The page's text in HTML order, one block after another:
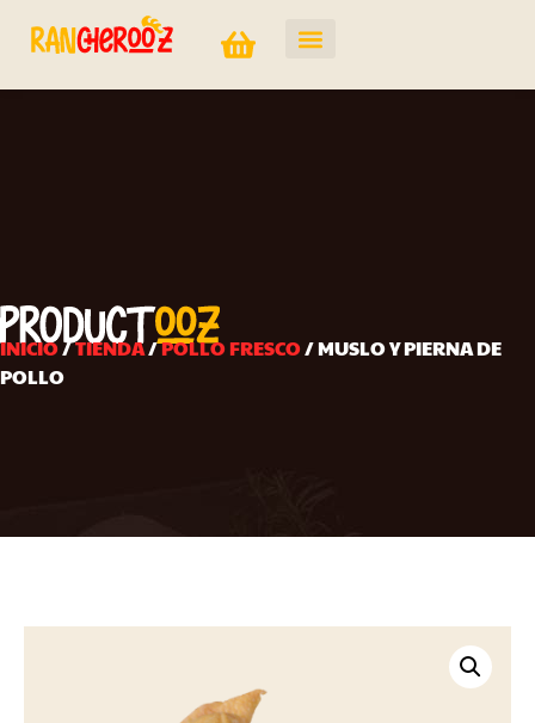
INICIO/TIENDA/POLLO FRESCO/ MUSLO Y PIERNA DE
POLLO